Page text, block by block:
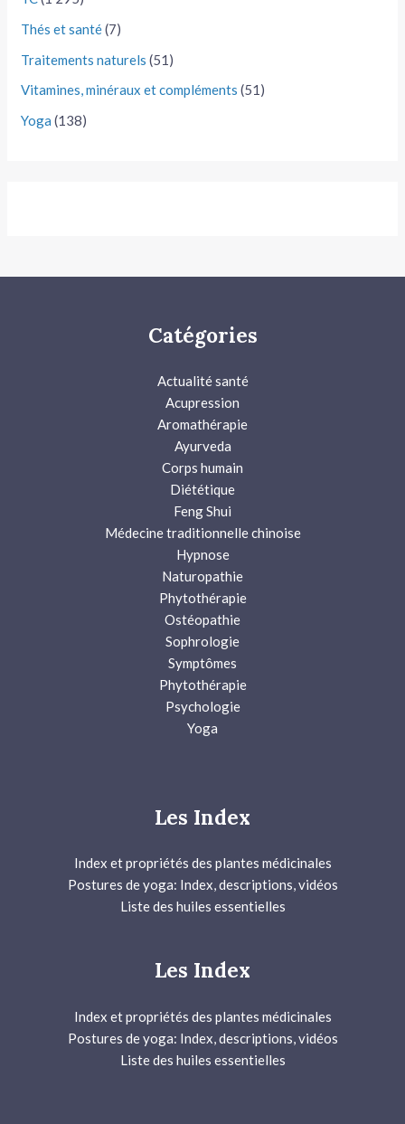
Thés et santé(7)
Traitements naturels (51)
Vitamines, minéraux et compléments (51)
Yoga (138)
Catégories
Actualité santé
Acupression
Aromathérapie
Ayurveda
Corps humain
Diététique
Feng Shui
Médecine traditionnelle chinoise
Hypnose
Naturopathie
Phytothérapie
Ostéopathie
Sophrologie
Symptômes
Phytothérapie
Psychologie
Yoga
Les Index
Index et propriétés des plantes médicinales
Postures de yoga: Index, descriptions, vidéos
Liste des huiles essentielles
Les Index
Index et propriétés des plantes médicinales
Postures de yoga: Index, descriptions, vidéos
Liste des huiles essentielles